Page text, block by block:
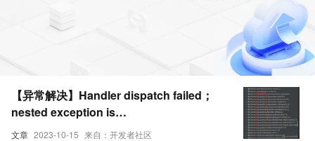
文章 2023-10-15 来自：开发者社区
【异常解决】Handler dispatch failed；
nested exception is
java.lang.NoClassDefFoundError: